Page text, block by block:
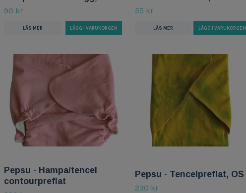
90 kr
LÄS MER
55 kr
LÄS MER LÄGG I VARUKORGEN
Pepsu - Hampa/tencel
contourpreflat
Pepsu - Tencelpreflat, OS
230 kr